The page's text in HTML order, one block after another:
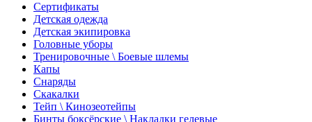
Сертификаты
Детская одежда
Детская экипировка
Головные уборы
Тренировочные \ Боевые шлемы
Капы
Снаряды
Скакалки
Тейп \ Кинозеотейпы
Бинты боксёрские \ Накладки гелевые